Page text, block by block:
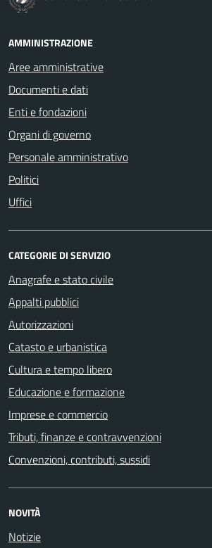
AMMINISTRAZIONE
Aree amministrative
Documenti e dati
Enti e fondazioni
Organi di governo
Personale amministrativo
Politici
Uffici
CATEGORIE DI SERVIZIO
Anagrafe e stato civile
Appalti pubblici
Autorizzazioni
Catasto e urbanistica
Cultura e tempo libero
Educazione e formazione
Imprese e commercio
Tributi, finanze e contravvenzioni
Convenzioni, contributi, sussidi
NOVITÀ
Notizie